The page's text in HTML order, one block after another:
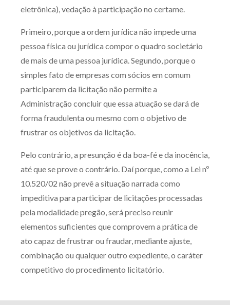
Diferenciais
Receba por RSS
Av. Sete de Setembro, 4698
Batel Curitiba/PR CEP80240-000
Telefone (41) 2109-8666
eletrônica), vedação à participação no certame.
Primeiro, porque a ordem jurídica não impede uma
pessoa física ou jurídica compor o quadro societário
de mais de uma pessoa jurídica. Segundo, porque o
simples fato de empresas com sócios em comum
participarem da licitação não permite a
Administração concluir que essa atuação se dará de
forma fraudulenta ou mesmo com o objetivo de
frustrar os objetivos da licitação.
Pelo contrário, a presunção é da boa-fé e da inocência,
até que se prove o contrário. Daí porque, como a Lei nº
10.520/02 não prevê a situação narrada como
impeditiva para participar de licitações processadas
pela modalidade pregão, será preciso reunir
elementos suficientes que comprovem a prática de
ato capaz de frustrar ou fraudar, mediante ajuste,
combinação ou qualquer outro expediente, o caráter
competitivo do procedimento licitatório.